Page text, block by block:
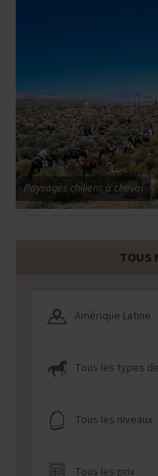
Paysages chiliens à cheval